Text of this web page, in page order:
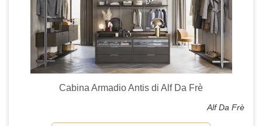
Cabina Armadio Antis di Alf Da Frè
Alf Da Frè